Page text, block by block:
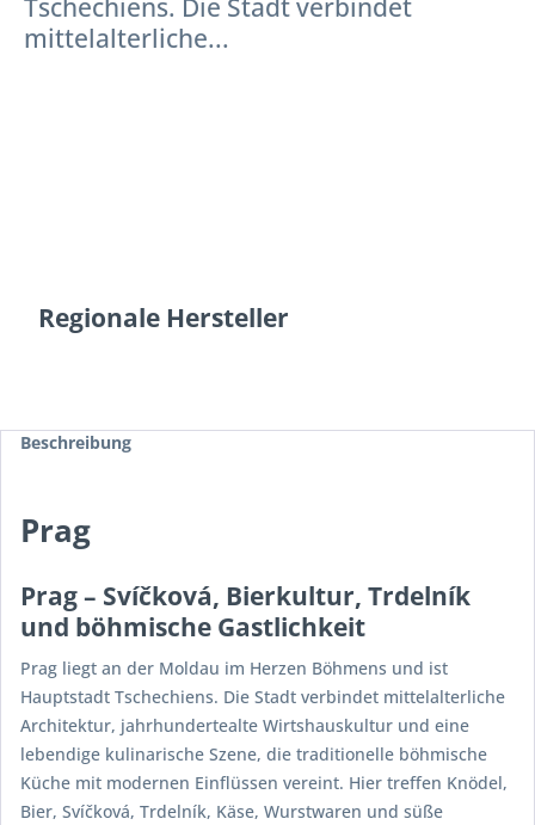
mittelalterliche...
Regionale Hersteller
Beschreibung
Prag
Prag – Svíčková, Bierkultur, Trdelník
und böhmische Gastlichkeit
Prag liegt an der Moldau im Herzen Böhmens und ist
Hauptstadt Tschechiens. Die Stadt verbindet mittelalterliche
Architektur, jahrhundertealte Wirtshauskultur und eine
lebendige kulinarische Szene, die traditionelle böhmische
Küche mit modernen Einflüssen vereint. Hier treffen Knödel,
Bier, Svíčková, Trdelník, Käse, Wurstwaren und süße